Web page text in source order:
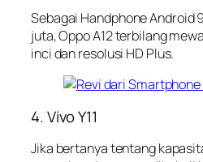
Sebagai Handphone Android
juta, Oppo A12 terbilang
inci dan resolusi HD Plus.
4. Vivo Y11
Jika bertanya tentang